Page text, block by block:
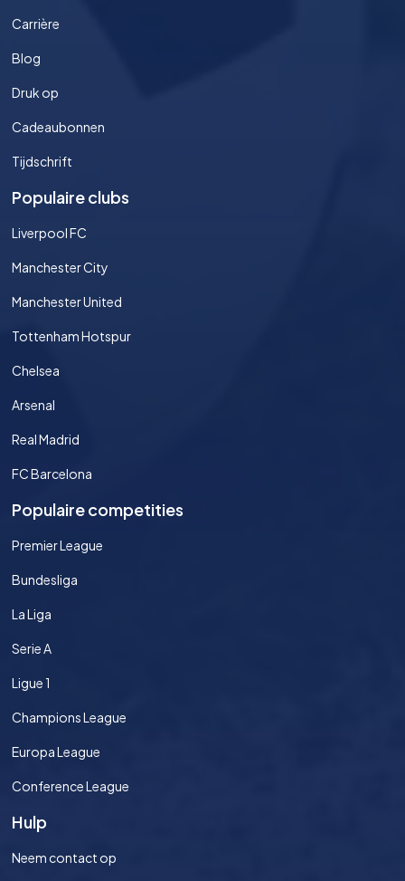
Carrière
Blog
Druk op
Cadeaubonnen
Tijdschrift
Populaire clubs
Liverpool FC
Manchester City
Manchester United
Tottenham Hotspur
Chelsea
Arsenal
Real Madrid
FC Barcelona
Populaire competities
Premier League
Bundesliga
La Liga
Serie A
Ligue 1
Champions League
Europa League
Conference League
Hulp
Neem contact op